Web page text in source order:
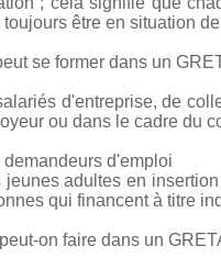
toujours être en situation
se former dans un
d'entreprise, de
ou dans le cadre du
demandeurs d'emploi
jeunes adultes en
qui financent à titre
on faire dans un